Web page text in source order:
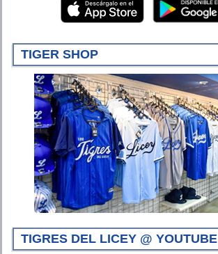
TIGER SHOP
TIGRES DEL LICEY @ YOUTUBE